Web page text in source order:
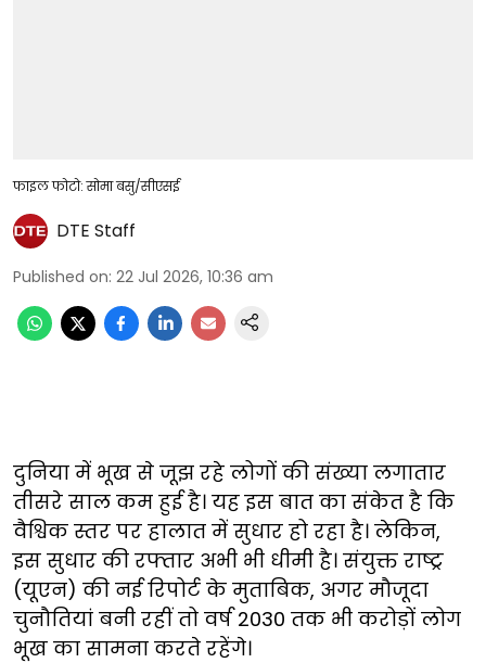
फाइल फोटो: सोमा बसु/सीएसई
DTE Staff
Published on: 22 Jul 2026, 10:36 am
दुनिया में भूख से जूझ रहे लोगों की संख्या लगातार
तीसरे साल कम हुई है। यह इस बात का संकेत है कि
वैश्विक स्तर पर हालात में सुधार हो रहा है। लेकिन,
इस सुधार की रफ्तार अभी भी धीमी है। संयुक्त राष्ट्र
(यूएन) की नई रिपोर्ट के मुताबिक, अगर मौजूदा
चुनौतियां बनी रहीं तो वर्ष 2030 तक भी करोड़ों लोग
भूख का सामना करते रहेंगे।